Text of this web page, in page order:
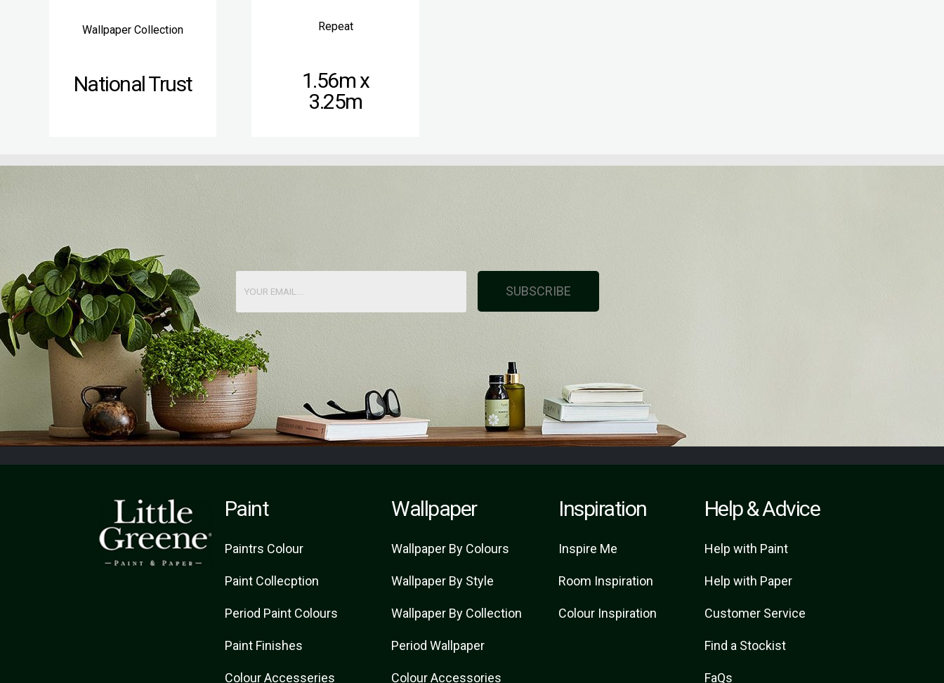
Wallpaper Collection
National Trust
Repeat
1.56m x
3.25m
SUBSCRIBE
Paint
Paintrs Colour
Paint Collecption
Period Paint Colours
Paint Finishes
Colour Accesseries
Wallpaper
Wallpaper By Colours
Wallpaper By Style
Wallpaper By Collection
Period Wallpaper
Colour Accessories
Inspiration
Inspire Me
Room Inspiration
Colour Inspiration
Help & Advice
Help with Paint
Help with Paper
Customer Service
Find a Stockist
FaQs